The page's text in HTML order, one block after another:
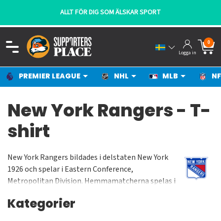
ALLT FÖR DIG SOM ÄLSKAR SPORT
Logga in
0
PREMIER LEAGUE NHL MLB
New York Rangers - T-
shirt
New York Rangers bildades i delstaten New York
1926 och spelar i Eastern Conference,
Metropolitan Division. Hemmamatcherna spelas i
cirka 18000 besökare under match. Laget har
Kategorier